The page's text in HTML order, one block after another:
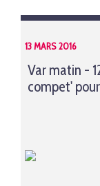
13 MARS 2016
Var matin -
compet'